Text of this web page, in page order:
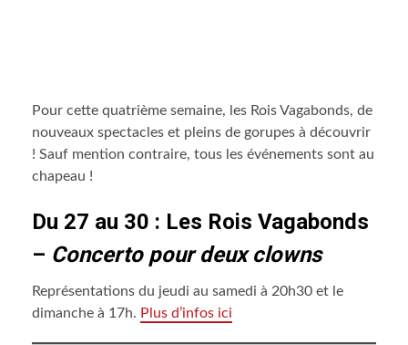
Pour cette quatrième semaine, les Rois Vagabonds, de
nouveaux spectacles et pleins de gorupes à découvrir
! Sauf mention contraire, tous les événements sont au
chapeau !
Du 27 au 30 : Les Rois Vagabonds
– Concerto pour deux clowns
Représentations du jeudi au samedi à 20h30 et le
dimanche à 17h. Plus d’infos ici